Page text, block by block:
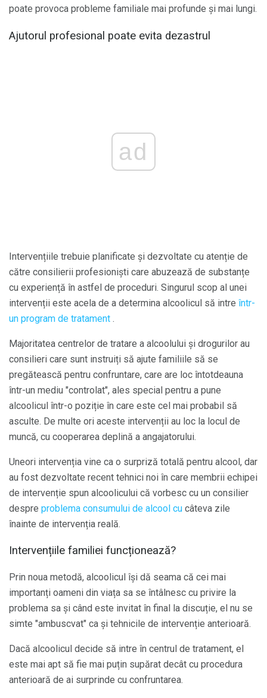
poate provoca probleme familiale mai profunde și mai lungi.
Ajutorul profesional poate evita dezastrul
ad
Intervențiile trebuie planificate și dezvoltate cu atenție de
către consilierii profesioniști care abuzează de substanțe
cu experiență în astfel de proceduri. Singurul scop al unei
intervenții este acela de a determina alcoolicul să intre într-
un program de tratament .
Majoritatea centrelor de tratare a alcoolului și drogurilor au
consilieri care sunt instruiți să ajute familiile să se
pregătească pentru confruntare, care are loc întotdeauna
într-un mediu "controlat", ales special pentru a pune
alcoolicul într-o poziție în care este cel mai probabil să
asculte. De multe ori aceste intervenții au loc la locul de
muncă, cu cooperarea deplină a angajatorului.
Uneori intervenția vine ca o surpriză totală pentru alcool, dar
au fost dezvoltate recent tehnici noi în care membrii echipei
de intervenție spun alcoolicului că vorbesc cu un consilier
despre problema consumului de alcool cu câteva zile
înainte de intervenția reală.
Intervențiile familiei funcționează?
Prin noua metodă, alcoolicul își dă seama că cei mai
importanți oameni din viața sa se întâlnesc cu privire la
problema sa și când este invitat în final la discuție, el nu se
simte "ambuscvat" ca și tehnicile de intervenție anterioară.
Dacă alcoolicul decide să intre în centrul de tratament, el
este mai apt să fie mai puțin supărat decât cu procedura
anterioară de ai surprinde cu confruntarea.